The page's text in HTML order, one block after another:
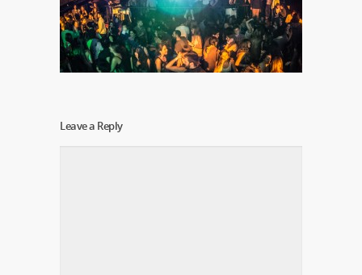
Leave a Reply